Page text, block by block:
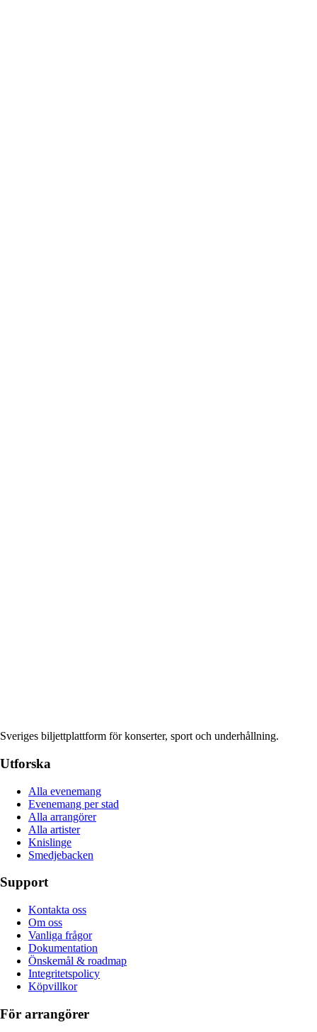
Sveriges biljettplattform för konserter, sport och underhållning.
Utforska
Alla evenemang
Evenemang per stad
Alla arrangörer
Alla artister
Knislinge
Smedjebacken
Support
Kontakta oss
Om oss
Vanliga frågor
Dokumentation
Önskemål & roadmap
Integritetspolicy
Köpvillkor
För arrangörer